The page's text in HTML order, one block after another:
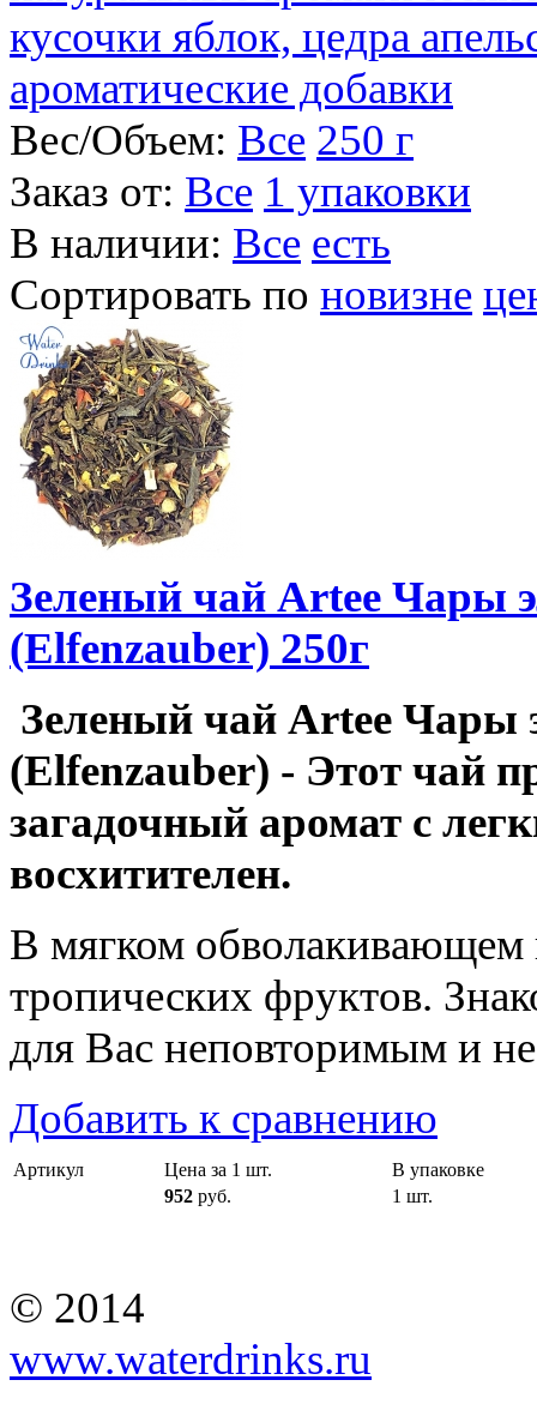
кусочки яблок, цедра
ароматические добавки
Вес/Объем: Все 250 г
Заказ от: Все 1 упаковки
В наличии: Все есть
Сортировать по новизне
Зеленый чай Artee Чары
(Elfenzauber) 250г
Зеленый чай Artee Чары
(Elfenzauber) - Этот чай
загадочный аромат с
восхитителен.
В мягком обволакивающем
тропических фруктов.
для Вас неповторимым и
Добавить к сравнению
Артикул Цена за 1 шт.
В упаковке
952 руб. 1 шт.
© 2014
www.waterdrinks.ru